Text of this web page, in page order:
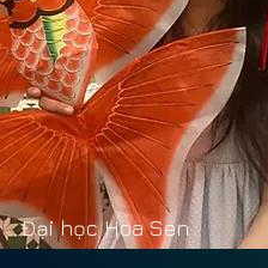
Đại học Hoa Sen